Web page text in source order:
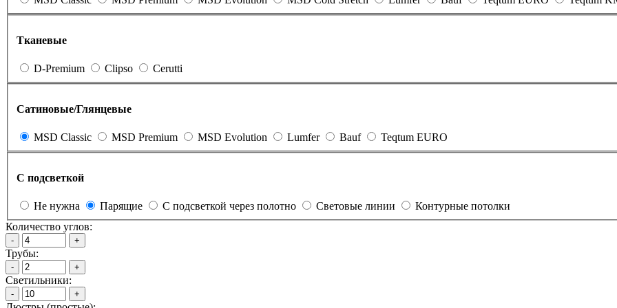
Тканевые
D-Premium Clipso Cerutti
Сатиновые/Глянцевые
MSD Classic MSD Premium MSD Evolution Lumfer Bauf Teqtum EURO
С подсветкой
Не нужна Парящие С подсветкой через полотно Световые линии
Контурные потолки
Количество углов:
- +
Трубы:
- +
Светильники:
- +